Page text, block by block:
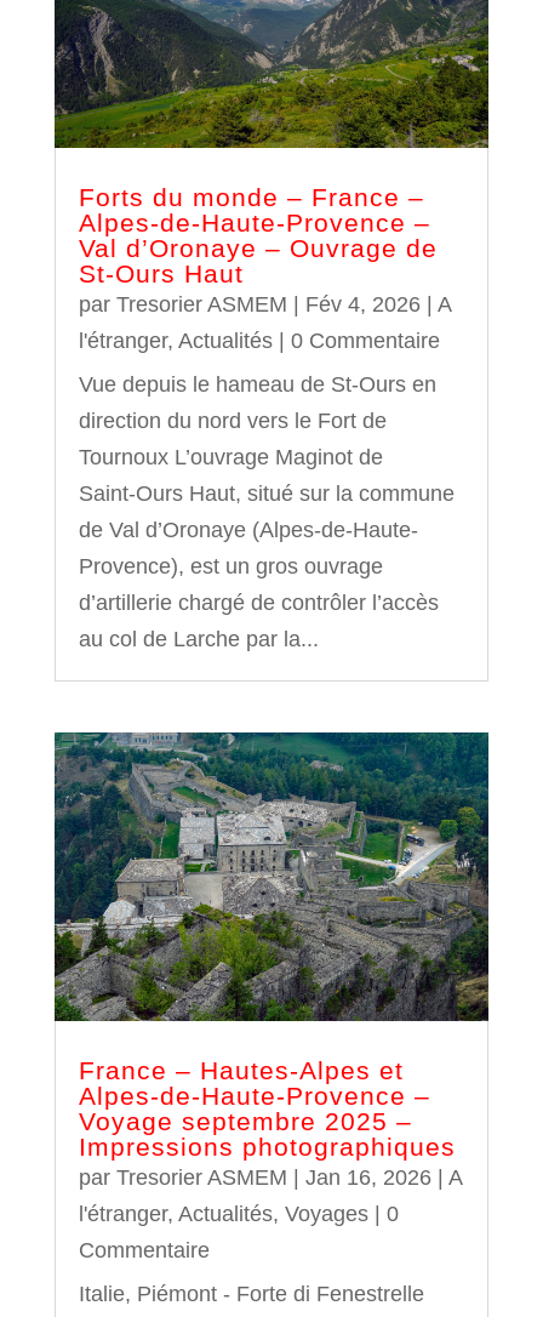
Forts du monde – France –
Alpes-de-Haute-Provence –
Val d’Oronaye – Ouvrage de
St-Ours Haut
par Tresorier ASMEM Fév 4, 2026| A
l'étranger, Actualités| 0 Commentaire
Vue depuis le hameau de St-Ours en
direction du nord vers le Fort de
Tournoux L’ouvrage Maginot de
Saint‑Ours Haut, situé sur la commune
de Val d’Oronaye (Alpes‑de‑Haute-
Provence), est un gros ouvrage
d’artillerie chargé de contrôler l’accès
au col de Larche par la...
France – Hautes-Alpes et
Alpes-de-Haute-Provence –
Voyage septembre 2025 –
Impressions photographiques
par Tresorier ASMEM Jan 16, 2026| A
l'étranger, Actualités, Voyages| 0
Commentaire
Italie, Piémont - Forte di Fenestrelle